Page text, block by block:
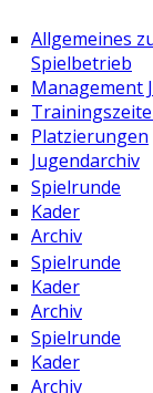
Allgemeines
Spielbetrieb
Management
Platzierungen
Jugendarchiv
Spielrunde
Kader
Archiv
Spielrunde
Kader
Archiv
Spielrunde
Kader
Archiv